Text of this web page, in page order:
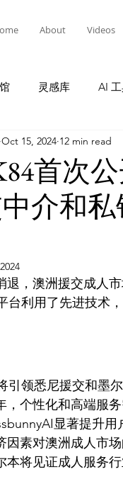
About Videos
灵感库 AI
Tool Tutorials
闻 灵感库 教
首次
介和
Oct 15, 2024 12 min read
退，澳洲援交成人
台利用了先进技术
引领悉尼援交和墨
，个性化和高端服
显著提升
因素对澳洲成人市
本将见证成人服务